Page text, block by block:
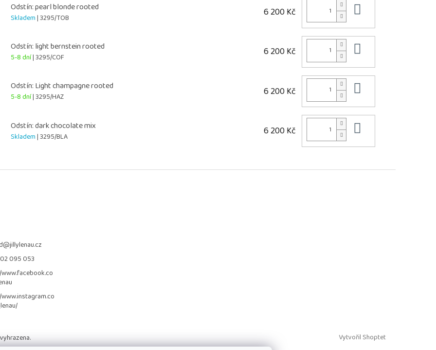
Odstín: pearl blonde rooted
Skladem| 3295/TOB 6 200 Kč
Odstín: light bernstein rooted
5-8 dní| 3295/COF 6 200 Kč
Odstín: Light champagne rooted
5-8 dní| 3295/HAZ 6 200 Kč
Odstín: dark chocolate mix
Skladem| 3295/BLA 6 200 Kč
@jillylenau.cz
095 053
Vytvořil Shoptet